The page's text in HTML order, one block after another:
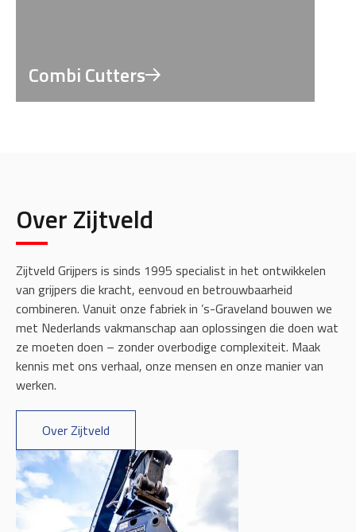
Combi Cutters
Over Zijtveld
Zijtveld Grijpers is sinds 1995 specialist in het ontwikkelen
van grijpers die kracht, eenvoud en betrouwbaarheid
combineren. Vanuit onze fabriek in ’s-Graveland bouwen we
met Nederlands vakmanschap aan oplossingen die doen wat
ze moeten doen – zonder overbodige complexiteit. Maak
kennis met ons verhaal, onze mensen en onze manier van
werken.
Over Zijtveld